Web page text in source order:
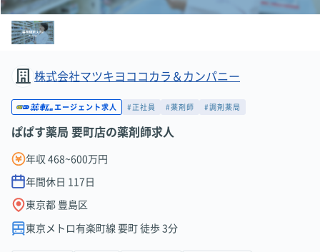
株式会社マツキヨココカラ＆カンパニー
エージェント求人 #正社員 #薬剤師 #調剤薬局
ぱぱす薬局 要町店の薬剤師求人
年収 468~600万円
年間休日 117 日
東京都 豊島区
東京メトロ有楽町線 要町 徒歩 3分